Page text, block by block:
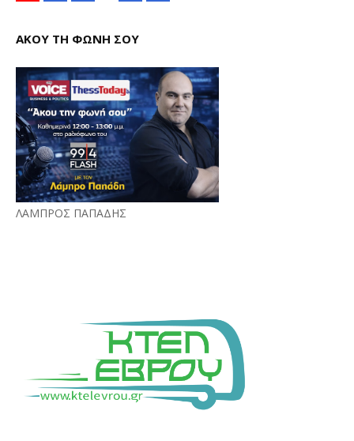
ΑΚΟΥ ΤΗ ΦΩΝΗ ΣΟΥ
ΛΑΜΠΡΟΣ ΠΑΠΑΔΗΣ